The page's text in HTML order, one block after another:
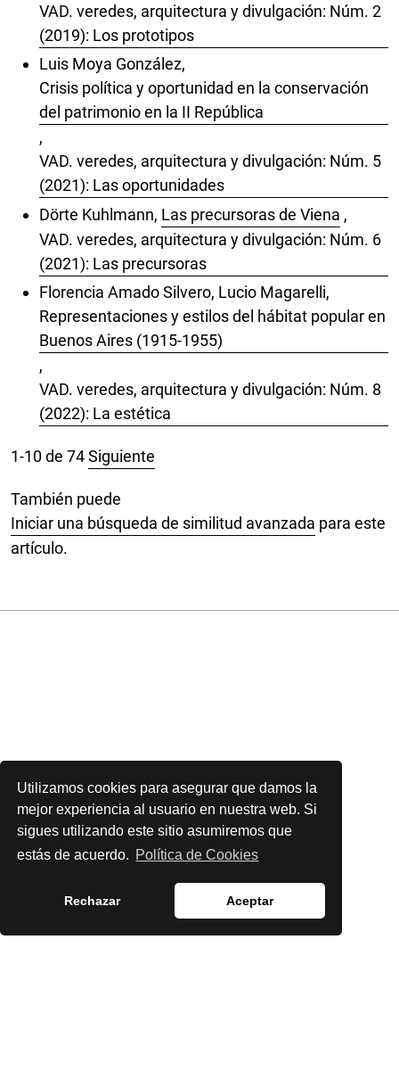
Utilizamos cookies para asegurar que damos la
mejor experiencia al usuario en nuestra web. Si
sigues utilizando este sitio asumiremos que
estás de acuerdo. Política de Cookies
Rechazar Aceptar
VAD. veredes, arquitectura y divulgación: Núm. 2
(2019): Los prototipos
Luis Moya González,
Crisis política y oportunidad en la conservación
del patrimonio en la II República
,
VAD. veredes, arquitectura y divulgación: Núm. 5
(2021): Las oportunidades
Dörte Kuhlmann, Las precursoras de Viena ,
VAD. veredes, arquitectura y divulgación: Núm. 6
(2021): Las precursoras
Florencia Amado Silvero, Lucio Magarelli,
Representaciones y estilos del hábitat popular en
Buenos Aires (1915-1955)
,
VAD. veredes, arquitectura y divulgación: Núm. 8
(2022): La estética
1-10 de 74Siguiente
También puede
Iniciar una búsqueda de similitud avanzada para este
artículo.